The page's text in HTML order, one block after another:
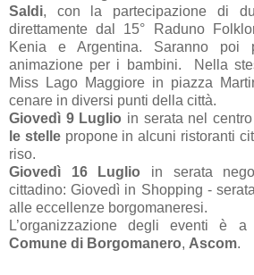
Saldi, con la partecipazione di
direttamente dal 15° Raduno
Kenia e Argentina. Saranno poi
animazione per i bambini. Nella
Miss Lago Maggiore in piazza
cenare in diversi punti della città.
Giovedì 9 Luglio in serata nel
le stelle propone in alcuni ristoranti
riso.
Giovedì 16 Luglio in serata
cittadino: Giovedì in Shopping -
alle eccellenze borgomaneresi.
L’organizzazione degli eventi è
Comune di Borgomanero, Ascom.